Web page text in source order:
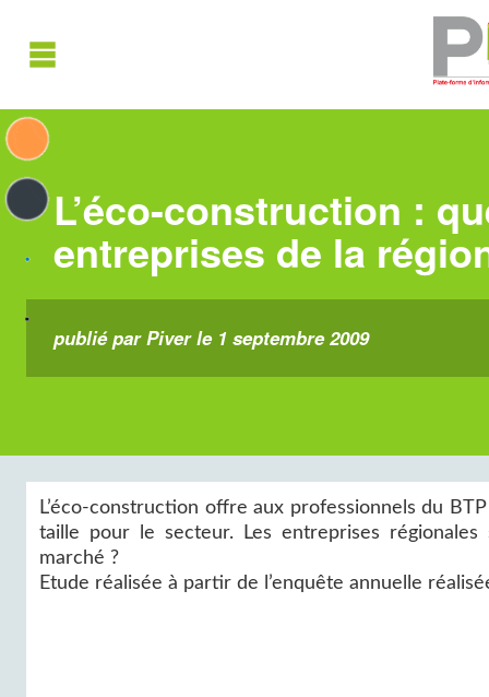
L’éco-construction :
entreprises de la
publié par Piver le 1 septembre 2009
L’éco-construction offre aux professionnels du
taille pour le secteur. Les entreprises
marché ?
Etude réalisée à partir de l’enquête annuelle